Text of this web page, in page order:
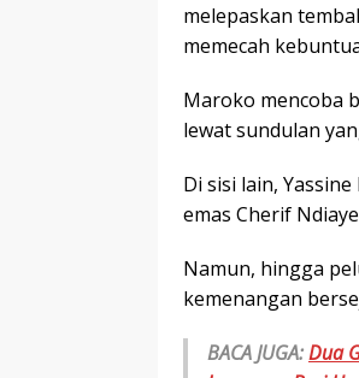
melepaskan
memecah
Maroko mencoba
lewat sundulan
Di sisi lain,
emas Cherif
Namun, hingga
kemenangan
BACA JUGA:Dua